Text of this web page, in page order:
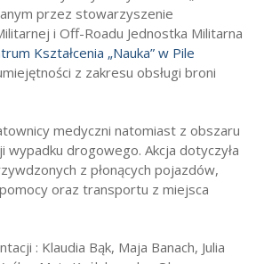
państwa
przez stowarzyszenie
i Off-Roadu Jednostka Militarna
Kształcenia „Nauka” w Pile
z zakresu obsługi broni
medyczni natomiast z obszaru
wypadku drogowego. Akcja dotyczyła
z płonących pojazdów,
oraz transportu z miejsca
: Klaudia Bąk, Maja Banach, Julia